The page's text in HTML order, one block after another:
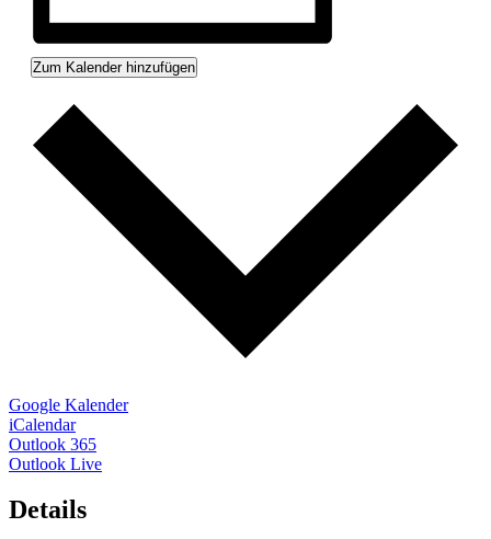
Zum Kalender hinzufügen
Google Kalender
iCalendar
Outlook 365
Outlook Live
Details